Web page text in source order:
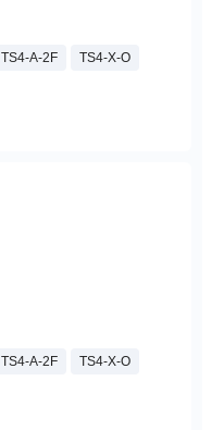
TS4-A-2F TS4-X-O
TS4-A-2F TS4-X-O